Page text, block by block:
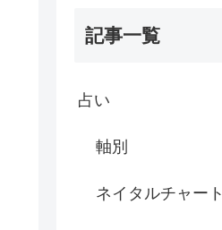
記事一覧
占い
軸別
ネイタルチャート